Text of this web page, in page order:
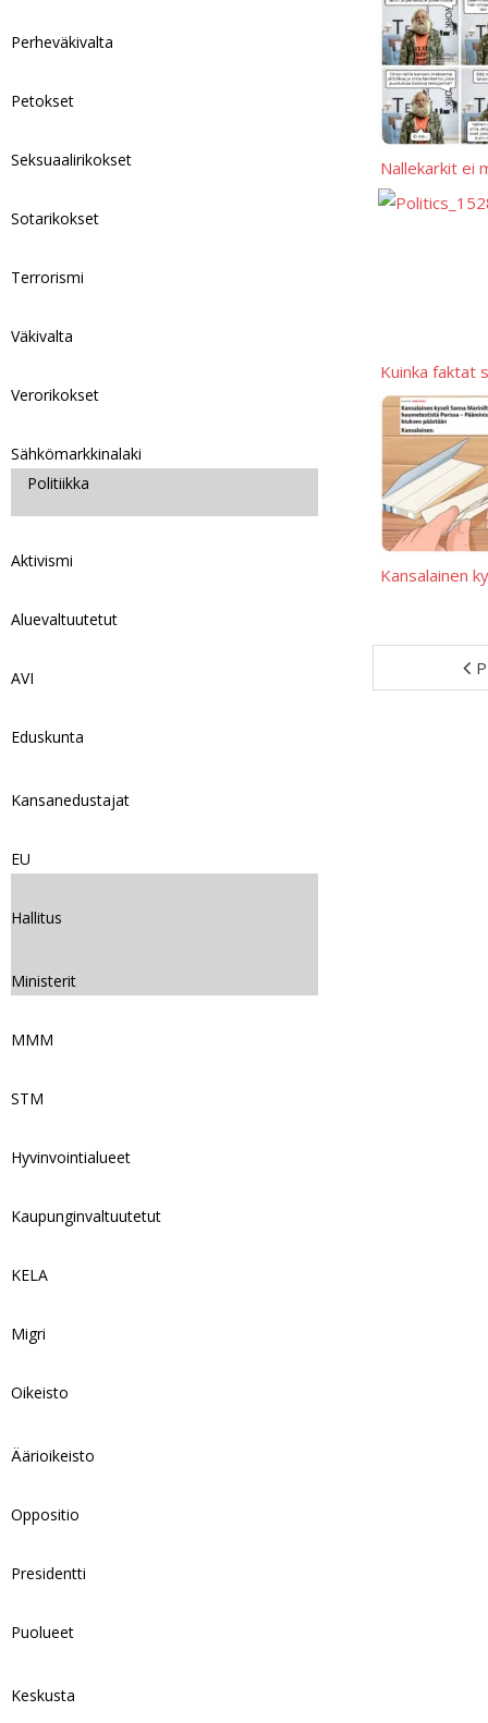
Nallekarkit ei
Kuinka faktat
Kansalainen
Perheväkivalta
Petokset
Seksuaalirikokset
Sotarikokset
Terrorismi
Väkivalta
Verorikokset
Sähkömarkkinalaki
Politiikka
Aktivismi
Aluevaltuutetut
AVI
Eduskunta
Kansanedustajat
EU
Hallitus
Ministerit
MMM
STM
Hyvinvointialueet
Kaupunginvaltuutetut
KELA
Migri
Oikeisto
Äärioikeisto
Oppositio
Presidentti
Puolueet
Keskusta